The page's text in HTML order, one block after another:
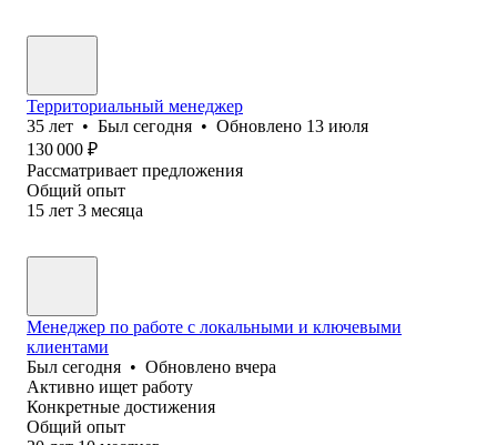
Территориальный менеджер
35 лет • Был сегодня • Обновлено 13 июля
130 000 ₽
Рассматривает предложения
Общий опыт
15 лет 3 месяца
Менеджер по работе с локальными и ключевыми
клиентами
Был сегодня • Обновлено вчера
Активно ищет работу
Конкретные достижения
Общий опыт